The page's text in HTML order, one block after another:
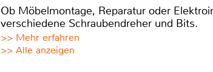
Ob Möbelmontage, Reparatur oder
verschiedene Schraubendreher und Bits.
>> Mehr erfahren
>> Alle anzeigen